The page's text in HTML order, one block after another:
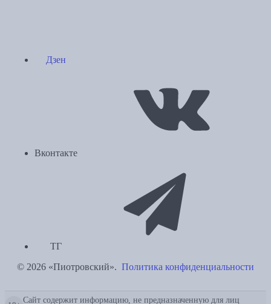
Дзен
Вконтакте
ТГ
© 2026 «Пиотровский». Политика конфиденциальности
Сайт содержит информацию, не предназначенную для лиц